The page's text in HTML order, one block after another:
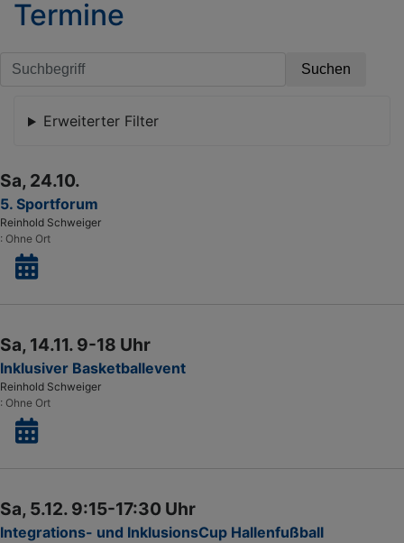
Termine
Erweiterter Filter
Sa, 24.10.
5. Sportforum
Reinhold Schweiger
Ohne Ort
Sa, 14.11. 9-18 Uhr
Inklusiver Basketballevent
Reinhold Schweiger
Ohne Ort
Sa, 5.12. 9:15-17:30 Uhr
Integrations- und InklusionsCup Hallenfußball